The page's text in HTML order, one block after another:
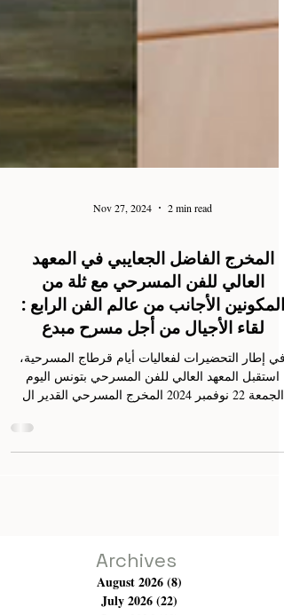
2 min read
المخرج الفاضل الجعايبي في المعهد
العالي للفن المسرحي مع ثلة من
المكونين الأجانب من عالم الفن الرابع :
لقاء الأجيال من أجل مسرح مبدع
في إطار التحضيرات لفعاليات أيام قرطاج المسرحية،